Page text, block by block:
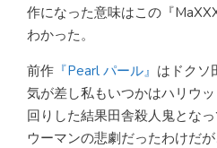
作になった意味はこの『
わかった。
前作 『Pearl パール』 はドクソ
気が差し私もいつかはハリウ
回りした結果田舎殺人鬼とな
ウーマンの悲劇だったわけだ